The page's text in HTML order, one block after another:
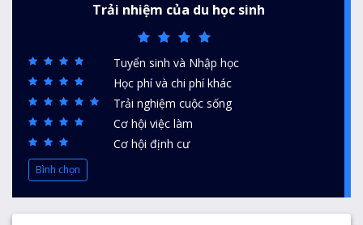
Trải nhiệm của du học sinh
Tuyển sinh và Nhập học
Học phí và chi phí khác
Trải nghiệm cuộc sống
Cơ hội việc làm
Cơ hội định cư
Bình chọn